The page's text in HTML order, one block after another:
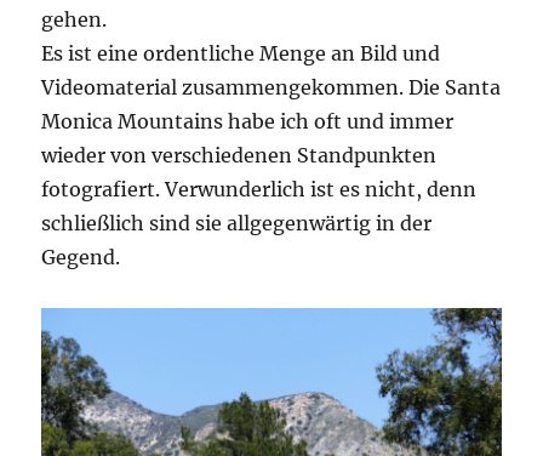
gehen.
Es ist eine ordentliche Menge an Bild und
Videomaterial zusammengekommen. Die Santa
Monica Mountains habe ich oft und immer
wieder von verschiedenen Standpunkten
fotografiert. Verwunderlich ist es nicht, denn
schließlich sind sie allgegenwärtig in der
Gegend.